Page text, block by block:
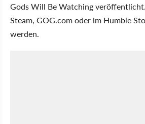
Gods Will Be Watching
Steam, GOG.com oder im Humble
werden.